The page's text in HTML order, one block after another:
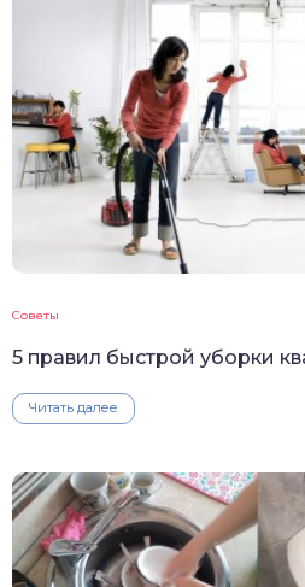
Советы
5 правил быстрой уборки
Читать далее